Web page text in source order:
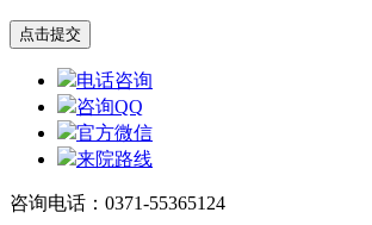
电话咨询
咨询QQ
官方微信
来院路线
咨询电话：0371-55365124